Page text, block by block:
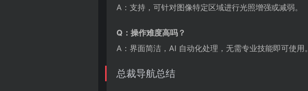
A：支持，可针对图像特定区域进行光照增强或减弱。
Q：操作难度高吗？
A：界面简洁，AI 自动化处理，无需专业技能即可使用。
总裁导航总结